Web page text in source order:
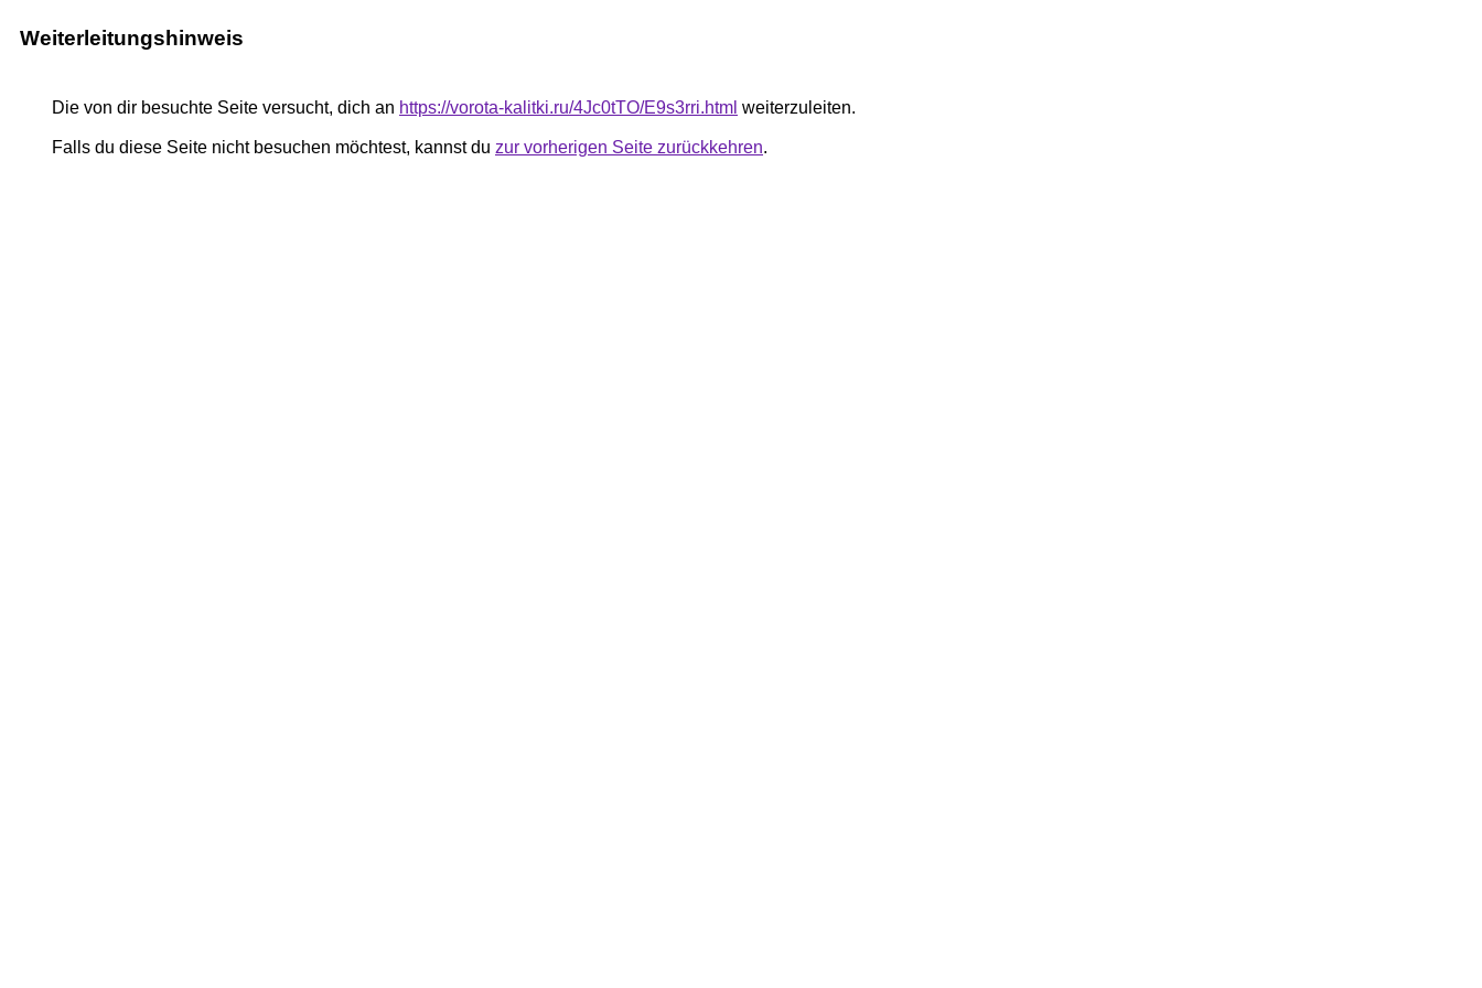
Weiterleitungshinweis
Die von dir besuchte Seite versucht, dich an https://vorota-kalitki.ru/4Jc0tTO/E9s3rri.html weiterzuleiten.
Falls du diese Seite nicht besuchen möchtest, kannst du zur vorherigen Seite zurückkehren.